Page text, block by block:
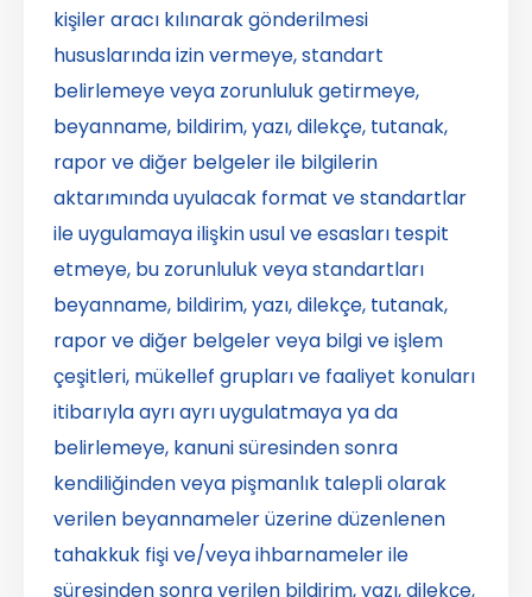
kişiler aracı kılınarak gönderilmesi
hususlarında izin vermeye, standart
belirlemeye veya zorunluluk getirmeye,
beyanname, bildirim, yazı, dilekçe, tutanak,
rapor ve diğer belgeler ile bilgilerin
aktarımında uyulacak format ve standartlar
ile uygulamaya ilişkin usul ve esasları tespit
etmeye, bu zorunluluk veya standartları
beyanname, bildirim, yazı, dilekçe, tutanak,
rapor ve diğer belgeler veya bilgi ve işlem
çeşitleri, mükellef grupları ve faaliyet konuları
itibarıyla ayrı ayrı uygulatmaya ya da
belirlemeye, kanuni süresinden sonra
kendiliğinden veya pişmanlık talepli olarak
verilen beyannameler üzerine düzenlenen
tahakkuk fişi ve/veya ihbarnameler ile
süresinden sonra verilen bildirim, yazı, dilekçe,